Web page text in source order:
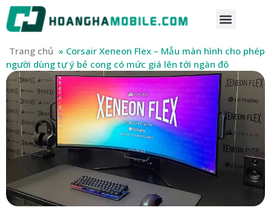
Trang chủ » Corsair Xeneon Flex – Mẫu màn hình cho phép
người dùng tự ý bẻ cong có mức giá lên tới ngàn đô